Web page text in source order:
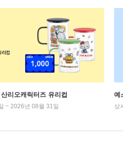
리오캐릭터즈 유리컵
~ 2026년 08월 31일
예
상